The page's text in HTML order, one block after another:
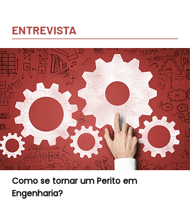
ENTREVISTA
Como se tornar um Perito em
Engenharia?